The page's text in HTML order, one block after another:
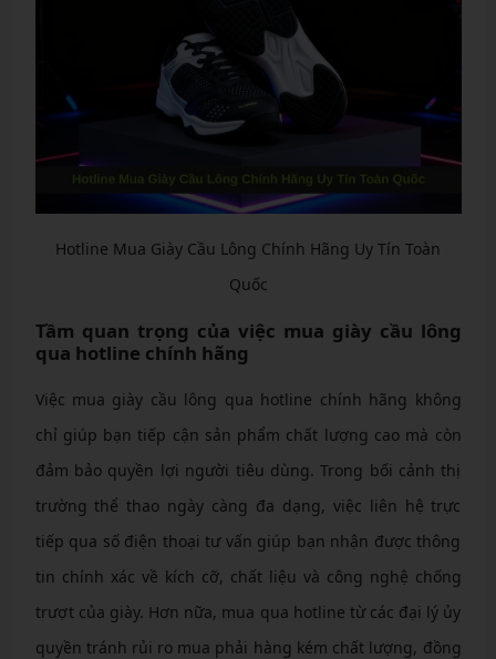
Hotline Mua Giày Cầu Lông Chính Hãng Uy Tín Toàn
Quốc
Tầm quan trọng của việc mua giày cầu lông
qua hotline chính hãng
Việc mua giày cầu lông qua hotline chính hãng không
chỉ giúp bạn tiếp cận sản phẩm chất lượng cao mà còn
đảm bảo quyền lợi người tiêu dùng. Trong bối cảnh thị
trường thể thao ngày càng đa dạng, việc liên hệ trực
tiếp qua số điện thoại tư vấn giúp bạn nhận được thông
tin chính xác về kích cỡ, chất liệu và công nghệ chống
trượt của giày. Hơn nữa, mua qua hotline từ các đại lý ủy
quyền tránh rủi ro mua phải hàng kém chất lượng, đồng